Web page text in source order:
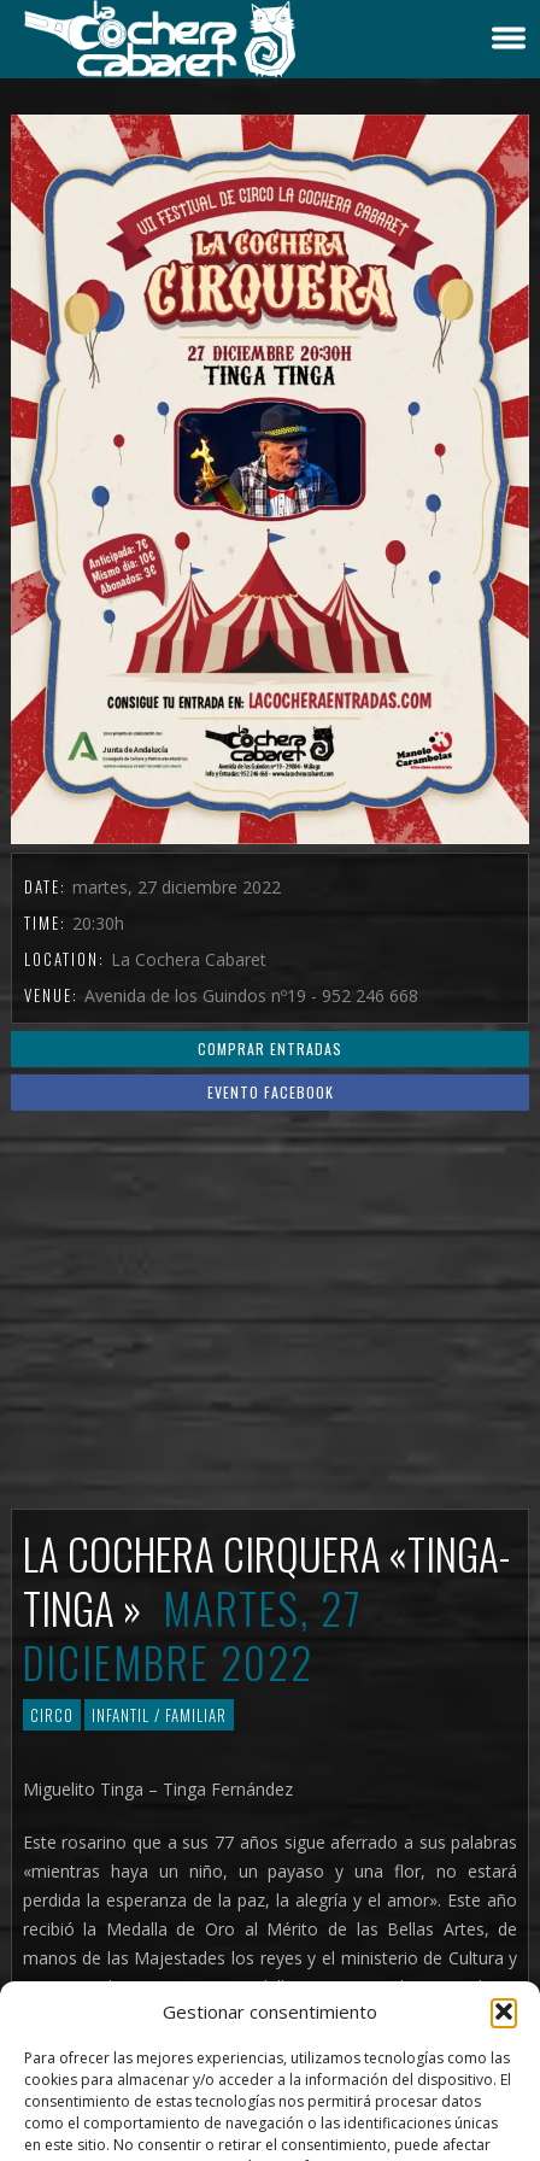
Gestionar consentimiento
Para ofrecer las mejores experiencias, utilizamos tecnologías como las
cookies para almacenar y/o acceder a la información del dispositivo. El
consentimiento de estas tecnologías nos permitirá procesar datos
como el comportamiento de navegación o las identificaciones únicas
en este sitio. No consentir o retirar el consentimiento, puede afectar
DATE: martes, 27 diciembre 2022
TIME: 20:30h
LOCATION: La Cochera Cabaret
VENUE: Avenida de los Guindos nº19 - 952 246 668
COMPRAR ENTRADAS
EVENTO FACEBOOK
LA COCHERA CIRQUERA «TINGA-
TINGA » MARTES, 27
DICIEMBRE 2022
CIRCO INFANTIL / FAMILIAR
Miguelito Tinga – Tinga Fernández
Este rosarino que a sus 77 años sigue aferrado a sus palabras
«mientras haya un niño, un payaso y una flor, no estará
perdida la esperanza de la paz, la alegría y el amor». Este año
recibió la Medalla de Oro al Mérito de las Bellas Artes, de
manos de las Majestades los reyes y el ministerio de Cultura y
Derpotes de España, una medalla muy merecida por su larga
trayectora llevando la cultura circenses a todos los rincones,
calles de nuestras ciudades.
Tinga-Tinga es payaso diminuto e ingenuo que encierra a un
gran artista, sabe generar emociones combinando la magia